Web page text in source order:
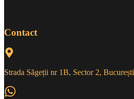
Contact
Strada Săgeții nr 1B, Sector 2, București